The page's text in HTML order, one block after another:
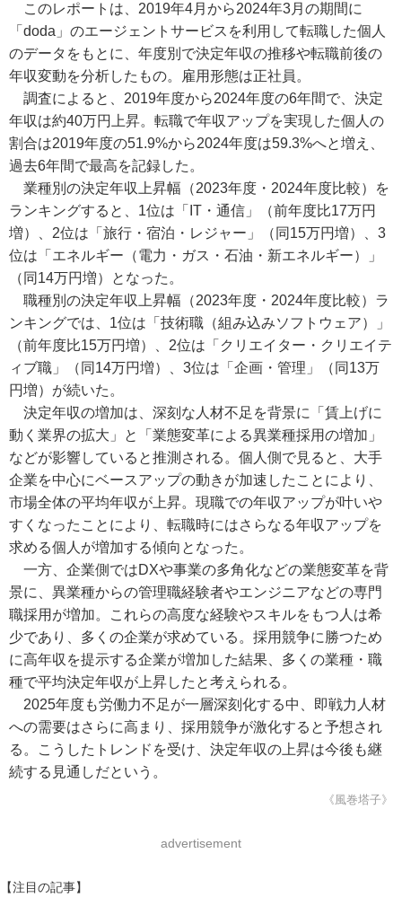
このレポートは、2019年4月から2024年3月の期間に
「doda」のエージェントサービスを利用して転職した個人
のデータをもとに、年度別で決定年収の推移や転職前後の
年収変動を分析したもの。雇用形態は正社員。
調査によると、2019年度から2024年度の6年間で、決定
年収は約40万円上昇。転職で年収アップを実現した個人の
割合は2019年度の51.9%から2024年度は59.3%へと増え、
過去6年間で最高を記録した。
業種別の決定年収上昇幅（2023年度・2024年度比較）を
ランキングすると、1位は「IT・通信」（前年度比17万円
増）、2位は「旅行・宿泊・レジャー」（同15万円増）、3
位は「エネルギー（電力・ガス・石油・新エネルギー）」
（同14万円増）となった。
職種別の決定年収上昇幅（2023年度・2024年度比較）ラ
ンキングでは、1位は「技術職（組み込みソフトウェア）」
（前年度比15万円増）、2位は「クリエイター・クリエイテ
ィブ職」（同14万円増）、3位は「企画・管理」（同13万
円増）が続いた。
決定年収の増加は、深刻な人材不足を背景に「賃上げに
動く業界の拡大」と「業態変革による異業種採用の増加」
などが影響していると推測される。個人側で見ると、大手
企業を中心にベースアップの動きが加速したことにより、
市場全体の平均年収が上昇。現職での年収アップが叶いや
すくなったことにより、転職時にはさらなる年収アップを
求める個人が増加する傾向となった。
一方、企業側ではDXや事業の多角化などの業態変革を背
景に、異業種からの管理職経験者やエンジニアなどの専門
職採用が増加。これらの高度な経験やスキルをもつ人は希
少であり、多くの企業が求めている。採用競争に勝つため
に高年収を提示する企業が増加した結果、多くの業種・職
種で平均決定年収が上昇したと考えられる。
2025年度も労働力不足が一層深刻化する中、即戦力人材
への需要はさらに高まり、採用競争が激化すると予想され
る。こうしたトレンドを受け、決定年収の上昇は今後も継
続する見通しだという。
《風巻塔子》
advertisement
【注目の記事】